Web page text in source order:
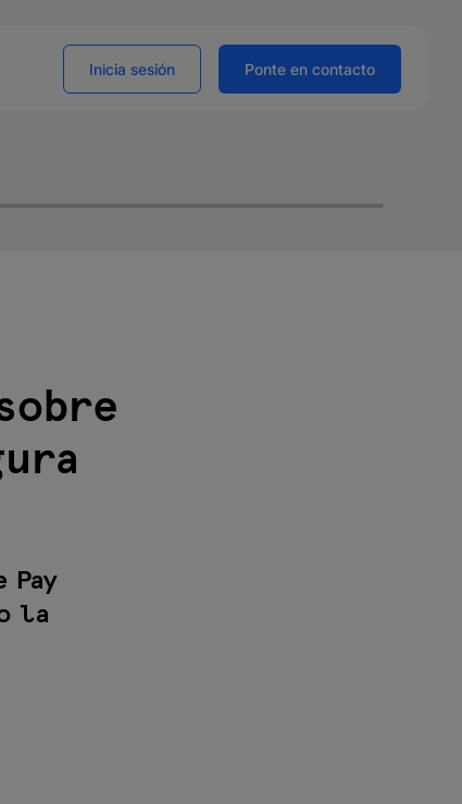
Inicia sesión Ponte en contacto
Pay
la